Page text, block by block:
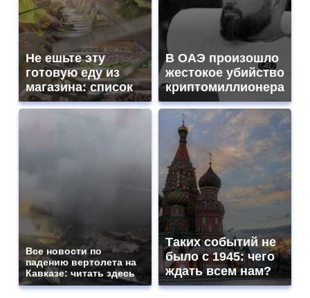
Не ешьте эту
готовую еду из
магазина: список
В ОАЭ произошло
жестокое убийство
криптомиллионера
Все новости по
падению вертолета на
Кавказе: читать здесь
Таких событий не
было с 1945: чего
ждать всем нам?